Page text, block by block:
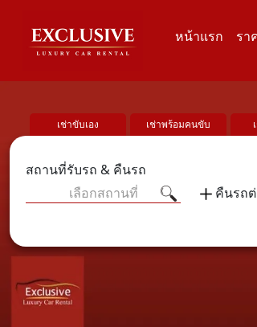
หน้าแรก รา
เช่าขับเอง เช่าพร้อมคนขับ
สถานที่รับรถ & คืนรถ
เลือกสถานที่
คืนรถ